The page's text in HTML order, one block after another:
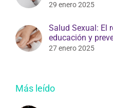
29 enero 2025
Salud Sexual: El
educación y
27 enero 2025
Más leído